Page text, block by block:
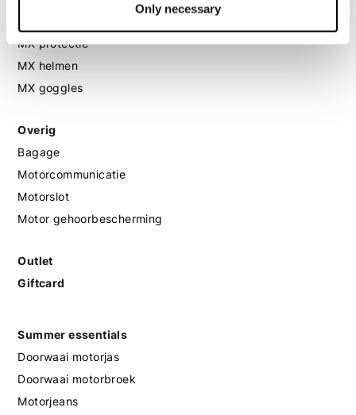
Only necessary
MX protectie
MX helmen
MX goggles
Overig
Bagage
Motorcommunicatie
Motorslot
Motor gehoorbescherming
Outlet
Giftcard
Summer essentials
Doorwaai motorjas
Doorwaai motorbroek
Motorjeans